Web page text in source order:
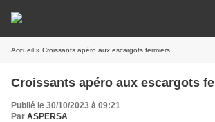
Accueil » Croissants apéro aux escargots fermiers
Croissants apéro aux escargots
Publié le 30/10/2023 à 09:21
Par ASPERSA